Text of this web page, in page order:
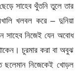
সাহেব থুঁতনি তুলে তার
খলবল করে – দুনিয়া
সাহেব নিজেই যেন অবোধ
চুরমার করা বা অবুঝ
ছলেমান নিজেকেই খোড়ল